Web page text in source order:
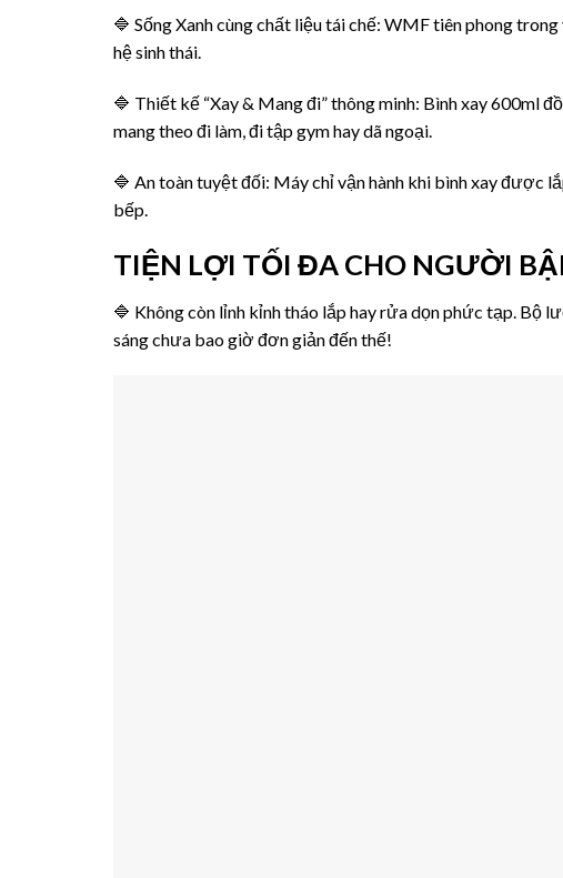
🔷 Sống Xanh cùng chất liệu tái chế: WMF tiên phong
hệ sinh thái.
🔷 Thiết kế “Xay & Mang đi” thông minh: Bình xay 600ml
mang theo đi làm, đi tập gym hay dã ngoại.
🔷 An toàn tuyệt đối: Máy chỉ vận hành khi bình xay được
bếp.
TIỆN LỢI TỐI ĐA CHO NGƯỜI
🔷 Không còn lỉnh kỉnh tháo lắp hay rửa dọn phức tạp. Bộ
sáng chưa bao giờ đơn giản đến thế!